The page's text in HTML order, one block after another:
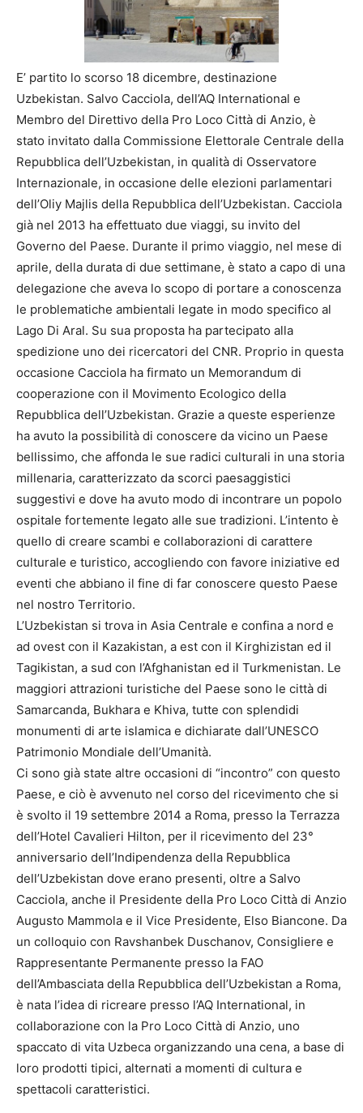
E’ partito lo scorso 18 dicembre, destinazione
Uzbekistan. Salvo Cacciola, dell’AQ International e
Membro del Direttivo della Pro Loco Città di Anzio, è
stato invitato dalla Commissione Elettorale Centrale della
Repubblica dell’Uzbekistan, in qualità di Osservatore
Internazionale, in occasione delle elezioni parlamentari
dell’Oliy Majlis della Repubblica dell’Uzbekistan. Cacciola
già nel 2013 ha effettuato due viaggi, su invito del
Governo del Paese. Durante il primo viaggio, nel mese di
aprile, della durata di due settimane, è stato a capo di una
delegazione che aveva lo scopo di portare a conoscenza
le problematiche ambientali legate in modo specifico al
Lago Di Aral. Su sua proposta ha partecipato alla
spedizione uno dei ricercatori del CNR. Proprio in questa
occasione Cacciola ha firmato un Memorandum di
cooperazione con il Movimento Ecologico della
Repubblica dell’Uzbekistan. Grazie a queste esperienze
ha avuto la possibilità di conoscere da vicino un Paese
bellissimo, che affonda le sue radici culturali in una storia
millenaria, caratterizzato da scorci paesaggistici
suggestivi e dove ha avuto modo di incontrare un popolo
ospitale fortemente legato alle sue tradizioni. L’intento è
quello di creare scambi e collaborazioni di carattere
culturale e turistico, accogliendo con favore iniziative ed
eventi che abbiano il fine di far conoscere questo Paese
nel nostro Territorio.
L’Uzbekistan si trova in Asia Centrale e confina a nord e
ad ovest con il Kazakistan, a est con il Kirghizistan ed il
Tagikistan, a sud con l’Afghanistan ed il Turkmenistan. Le
maggiori attrazioni turistiche del Paese sono le città di
Samarcanda, Bukhara e Khiva, tutte con splendidi
monumenti di arte islamica e dichiarate dall’UNESCO
Patrimonio Mondiale dell’Umanità.
Ci sono già state altre occasioni di “incontro” con questo
Paese, e ciò è avvenuto nel corso del ricevimento che si
è svolto il 19 settembre 2014 a Roma, presso la Terrazza
dell’Hotel Cavalieri Hilton, per il ricevimento del 23°
anniversario dell’Indipendenza della Repubblica
dell’Uzbekistan dove erano presenti, oltre a Salvo
Cacciola, anche il Presidente della Pro Loco Città di Anzio
Augusto Mammola e il Vice Presidente, Elso Biancone. Da
un colloquio con Ravshanbek Duschanov, Consigliere e
Rappresentante Permanente presso la FAO
dell’Ambasciata della Repubblica dell’Uzbekistan a Roma,
è nata l’idea di ricreare presso l’AQ International, in
collaborazione con la Pro Loco Città di Anzio, uno
spaccato di vita Uzbeca organizzando una cena, a base di
loro prodotti tipici, alternati a momenti di cultura e
spettacoli caratteristici.